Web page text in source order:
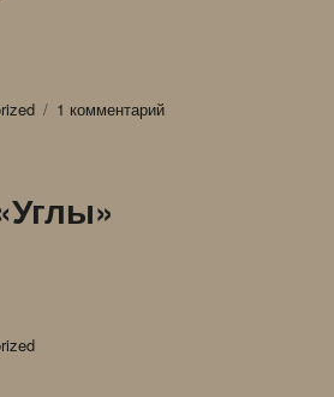
1 комментарийк